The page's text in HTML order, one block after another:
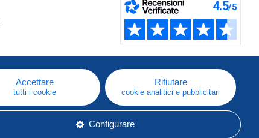
Accettare
tutti i cookie
Rifiutare
cookie analitici e pubblicitari
Configurare